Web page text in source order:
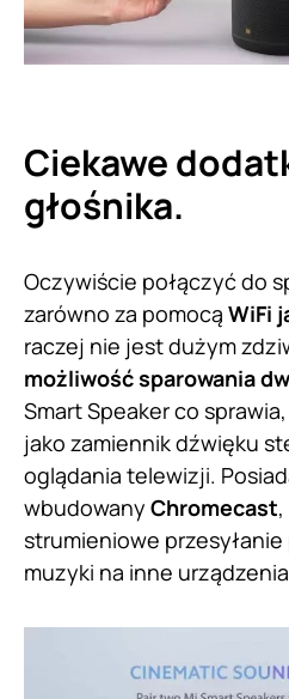
Ciekawe
głośnika.
Oczywiście połączyć do
zarówno za pomocą WiFi
raczej nie jest dużym
możliwość sparowania
Smart Speaker co
jako zamiennik dźwięku
oglądania telewizji.
wbudowany Chromecast
strumieniowe
muzyki na inne